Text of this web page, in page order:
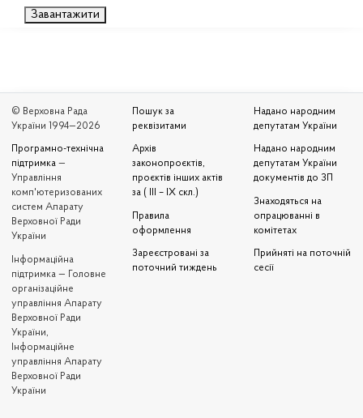
Завантажити
© Верховна Рада
України 1994—2026
Програмно-технічна
підтримка —
Управління
комп'ютеризованих
систем Апарату
Верховної Ради
України
Iнформаційна
підтримка — Головне
організаційне
управління Апарату
Верховної Ради
України,
Інформаційне
управління Апарату
Верховної Ради
України
Пошук за
реквізитами
Архів
законопроєктів,
проєктів інших актів
за ( III – IX скл.)
Правила
оформлення
Зареєстровані за
поточний тиждень
Надано народним
депутатам України
Надано народним
депутатам України
документів до ЗП
Знаходяться на
опрацюванні в
комітетах
Прийняті на поточній
сесії